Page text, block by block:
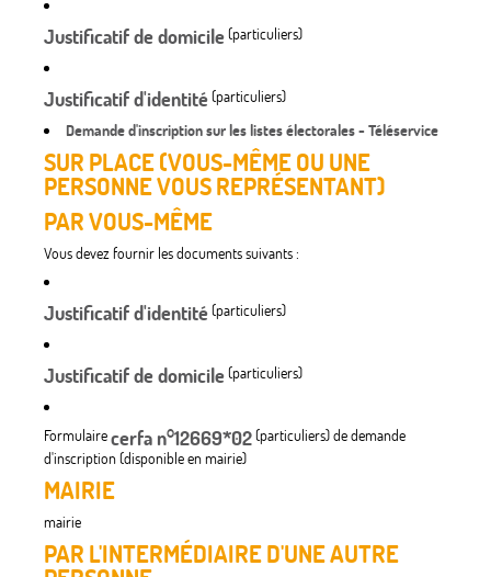
Justificatif de domicile(particuliers)
Justificatif d'identité(particuliers)
Demande d'inscription sur les listes électorales - Téléservice
SUR PLACE (VOUS-MÊME OU UNE
PERSONNE VOUS REPRÉSENTANT)
PAR VOUS-MÊME
Vous devez fournir les documents suivants :
Justificatif d'identité(particuliers)
Justificatif de domicile(particuliers)
Formulairecerfa n°12669*02(particuliers) de demande
d'inscription (disponible en mairie)
MAIRIE
mairie
PAR L'INTERMÉDIAIRE D'UNE AUTRE